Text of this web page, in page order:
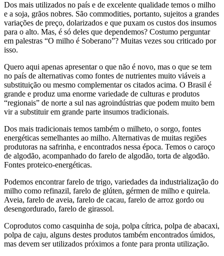
Dos mais utilizados no país e de excelente qualidade temos o milho
e a soja, grãos nobres. São commodities, portanto, sujeitos a grandes
variações de preço, dolarizados e que puxam os custos dos insumos
para o alto. Mas, é só deles que dependemos? Costumo perguntar
em palestras “O milho é Soberano”? Muitas vezes sou criticado por
isso.
Quero aqui apenas apresentar o que não é novo, mas o que se tem
no país de alternativas como fontes de nutrientes muito viáveis a
substituição ou mesmo complementar os citados acima. O Brasil é
grande e produz uma enorme variedade de culturas e produtos
“regionais” de norte a sul nas agroindústrias que podem muito bem
vir a substituir em grande parte insumos tradicionais.
Dos mais tradicionais temos também o milheto, o sorgo, fontes
energéticas semelhantes ao milho. Alternativas de muitas regiões
produtoras na safrinha, e encontrados nessa época. Temos o caroço
de algodão, acompanhado do farelo de algodão, torta de algodão.
Fontes proteico-energéticas.
Podemos encontrar farelo de trigo, variedades da industrialização do
milho como refinazil, farelo de glúten, gérmen de milho e quirela.
Aveia, farelo de aveia, farelo de cacau, farelo de arroz gordo ou
desengordurado, farelo de girassol.
Coprodutos como casquinha de soja, polpa cítrica, polpa de abacaxi,
polpa de caju, alguns destes produtos também encontrados úmidos,
mas devem ser utilizados próximos a fonte para pronta utilização.